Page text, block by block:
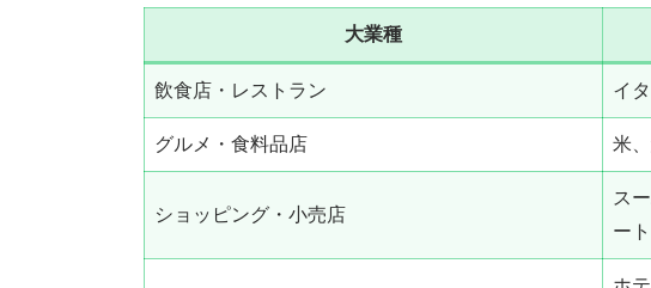
大業種
飲食店・レストラン イ
グルメ・食料品店 米
ショッピング・小売店
ス
ート